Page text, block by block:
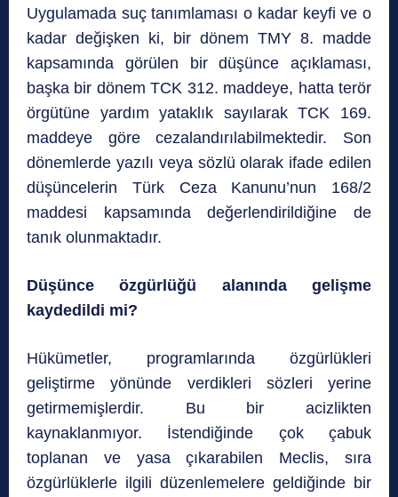
Uygulamada suç tanımlaması o kadar keyfi ve o
kadar değişken ki, bir dönem TMY 8. madde
kapsamında görülen bir düşünce açıklaması,
başka bir dönem TCK 312. maddeye, hatta terör
örgütüne yardım yataklık sayılarak TCK 169.
maddeye göre cezalandırılabilmektedir. Son
dönemlerde yazılı veya sözlü olarak ifade edilen
düşüncelerin Türk Ceza Kanunu’nun 168/2
maddesi kapsamında değerlendirildiğine de
tanık olunmaktadır.
Düşünce özgürlüğü alanında gelişme
kaydedildi mi?
Hükümetler, programlarında özgürlükleri
geliştirme yönünde verdikleri sözleri yerine
getirmemişlerdir. Bu bir acizlikten
kaynaklanmıyor. İstendiğinde çok çabuk
toplanan ve yasa çıkarabilen Meclis, sıra
özgürlüklerle ilgili düzenlemelere geldiğinde bir